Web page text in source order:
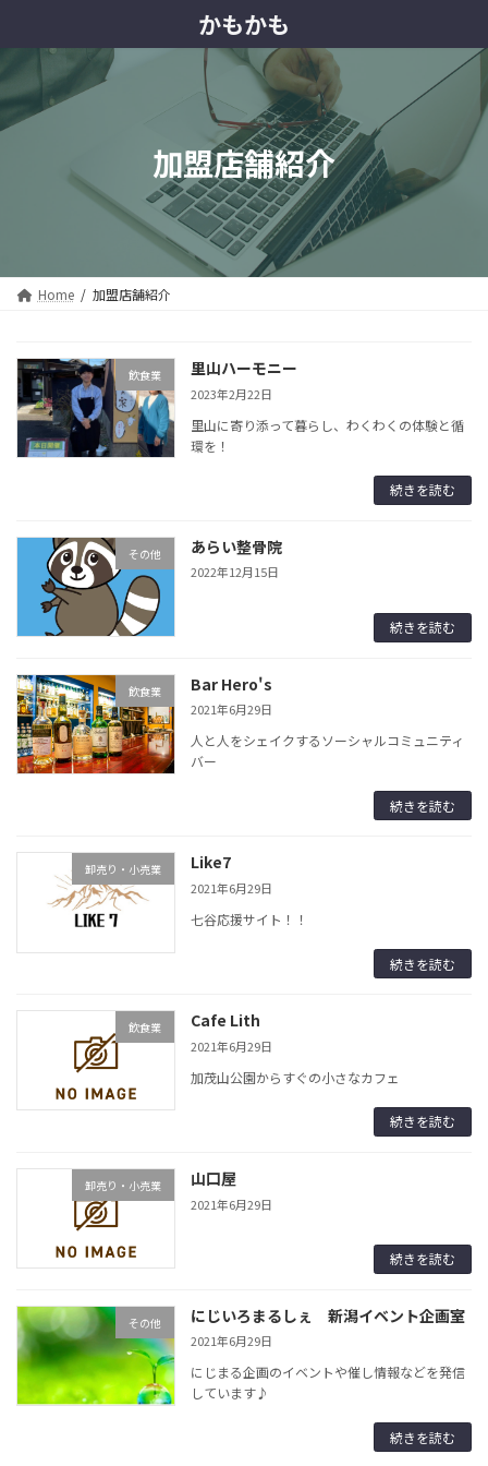
テ
ツ
へ
ゲ
シ
ョ
かもかも
加盟店舗紹介
Home 加盟店舗紹介
飲食業 里山ハーモニー
2023年2月22日
里山に寄り添って暮らし、わくわくの体験と循
環を！
続きを読む
その他 あらい整骨院
2022年12月15日
続きを読む
飲食業 Bar Hero's
2021年6月29日
人と人をシェイクするソーシャルコミュニティ
バー
続きを読む
卸売り・小売業 Like7
2021年6月29日
七谷応援サイト！！
続きを読む
飲食業 Cafe Lith
2021年6月29日
加茂山公園からすぐの小さなカフェ
続きを読む
卸売り・小売業 山口屋
2021年6月29日
続きを読む
その他 にじいろまるしぇ 新潟イベント企画室
2021年6月29日
にじまる企画のイベントや催し情報などを発信
しています♪
続きを読む